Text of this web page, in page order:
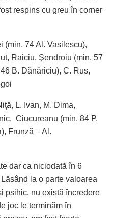
respins cu greu în corner
(min. 74 Al. Vasilescu),
Raiciu, Şendroiu (min. 57
B. Dănăriciu), C. Rus,
L. Ivan, M. Dima,
Ciucureanu (min. 84 P.
Frunză – Al.
dar ca niciodată în 6
la o parte valoarea
psihic, nu există încredere
joc le terminăm în